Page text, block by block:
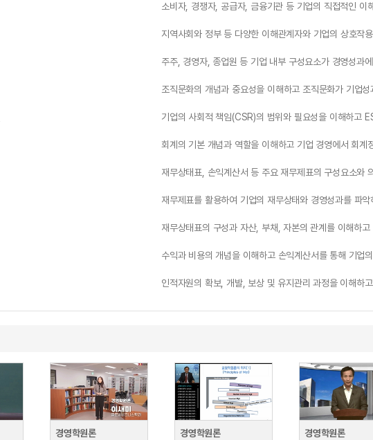
소비자, 경쟁자, 공급자, 금융기관 등 기업의 직접적인 이
지역사회와 정부 등 다양한 이해관계자와 기업의 상호작
주주, 경영자, 종업원 등 기업 내부 구성요소가 경영성과
조직문화의 개념과 중요성을 이해하고 조직문화가 기업
기업의 사회적 책임(CSR)의 범위와 필요성을 이해하고
회계의 기본 개념과 역할을 이해하고 기업 경영에서 회계
재무상태표, 손익계산서 등 주요 재무제표의 구성요소와
재무제표를 활용하여 기업의 재무상태와 경영성과를 파
재무상태표의 구성과 자산, 부채, 자본의 관계를 이해하
수익과 비용의 개념을 이해하고 손익계산서를 통해 기업
인적자원의 확보, 개발, 보상 및 유지관리 과정을 이해하
경영학원론
경영학원론
경영학원론